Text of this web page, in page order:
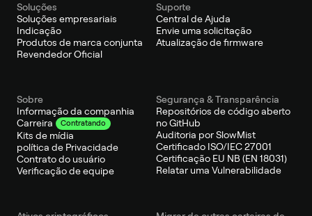
Soluções
Soluções empresariais
Indicação
Produtos de marca conjunta
Revendedor Oficial
Suporte
Central de Ajuda
Envie uma solicitação
Atualização de firmware
Sobre
Informação da companhia
Carreira
Contratando
Kits de mídia
política de Privacidade
Contrato do usuário
Verificação de equipe
Segurança & Transparência
Repositórios de código aberto
no GitHub
Auditoria por SlowMist
Certificado ISO/IEC 27001
Certificação EU NB (EN 18031)
Relatar uma Vulnerabilidade